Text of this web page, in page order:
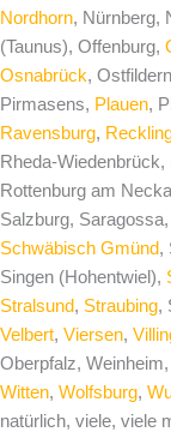
Nordhorn, Nürnberg,
(Taunus), Offenburg,
Osnabrück,
Pirmasens, Plauen,
Ravensburg,
Rheda-Wiedenbrück,
Rottenburg am
Salzburg,
Schwäbisch Gmünd,
Singen (Hohentwiel),
Stralsund, Straubing,
Velbert, Viersen,
Oberpfalz, Weinheim,
Witten, Wolfsburg,
natürlich, viele, viele